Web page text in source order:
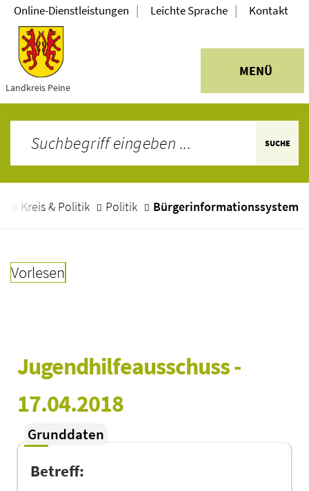
Landkreis Peine
MENÜ
Online-Dienstleistungen | Leichte Sprache | Kontakt
SUCHE
Kreis & Politik Politik Bürgerinformationssystem
Vorlesen
Jugendhilfeausschuss -
17.04.2018
Grunddaten
Betreff: